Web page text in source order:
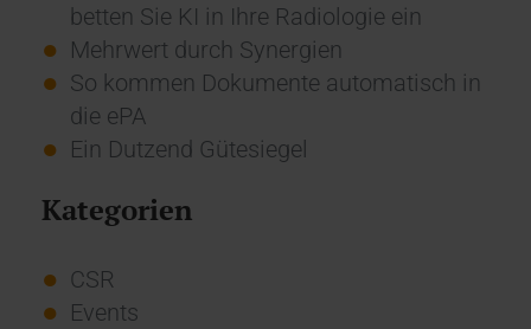
betten Sie KI in Ihre Radiologie ein
Mehrwert durch Synergien
So kommen Dokumente automatisch in
die ePA
Ein Dutzend Gütesiegel
Kategorien
CSR
Events